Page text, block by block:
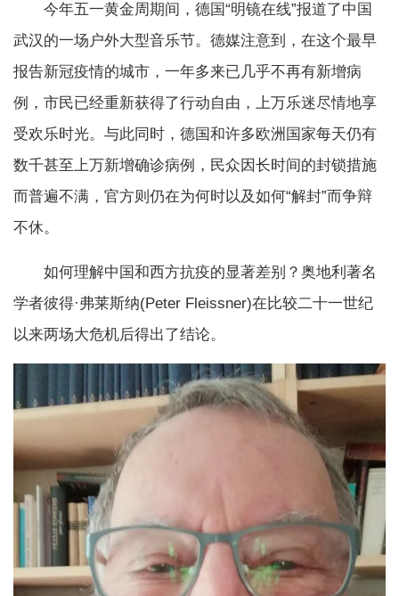
今年五一黄金周期间，德国“明镜在线”报道了中国
武汉的一场户外大型音乐节。德媒注意到，在这个最早
报告新冠疫情的城市，一年多来已几乎不再有新增病
例，市民已经重新获得了行动自由，上万乐迷尽情地享
受欢乐时光。与此同时，德国和许多欧洲国家每天仍有
数千甚至上万新增确诊病例，民众因长时间的封锁措施
而普遍不满，官方则仍在为何时以及如何“解封”而争辩
不休。
如何理解中国和西方抗疫的显著差别？奥地利著名
学者彼得·弗莱斯纳(Peter Fleissner)在比较二十一世纪
以来两场大危机后得出了结论。